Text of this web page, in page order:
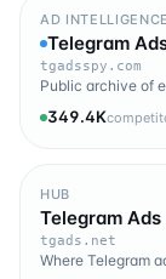
AD INTELLIGENCE
Telegram
tgadsspy.com
Public archive of
349.4K
HUB
Telegram Ads
tgads.net
Where Telegram